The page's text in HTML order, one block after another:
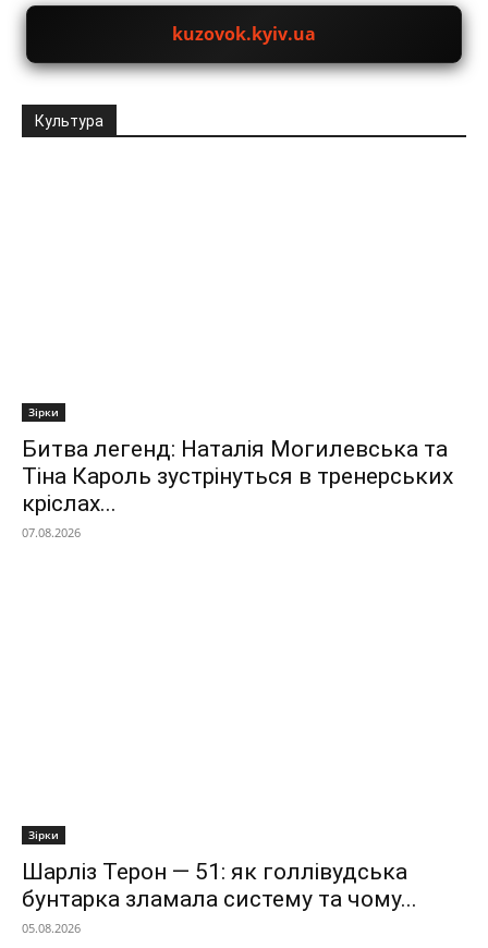
kuzovok.kyiv.ua
Культура
Зірки
Битва легенд: Наталія Могилевська та
Тіна Кароль зустрінуться в тренерських
кріслах...
07.08.2026
Зірки
Шарліз Терон — 51: як голлівудська
бунтарка зламала систему та чому...
05.08.2026